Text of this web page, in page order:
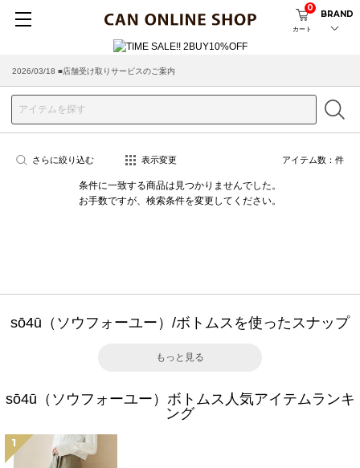
カート
0
BRAND
2026/03/18 ■店舗受け取りサービスのご案内
さらに絞り込む 表示変更 アイテム数： 件
条件に一致する商品は見つかりませんでした。
お手数ですが、検索条件を変更してください。
sō4ū（ソウフォーユー）/ボトムスを使ったスナップ
もっと見る
sō4ū（ソウフォーユー）ボトムス人気アイテムランキ
ング
1